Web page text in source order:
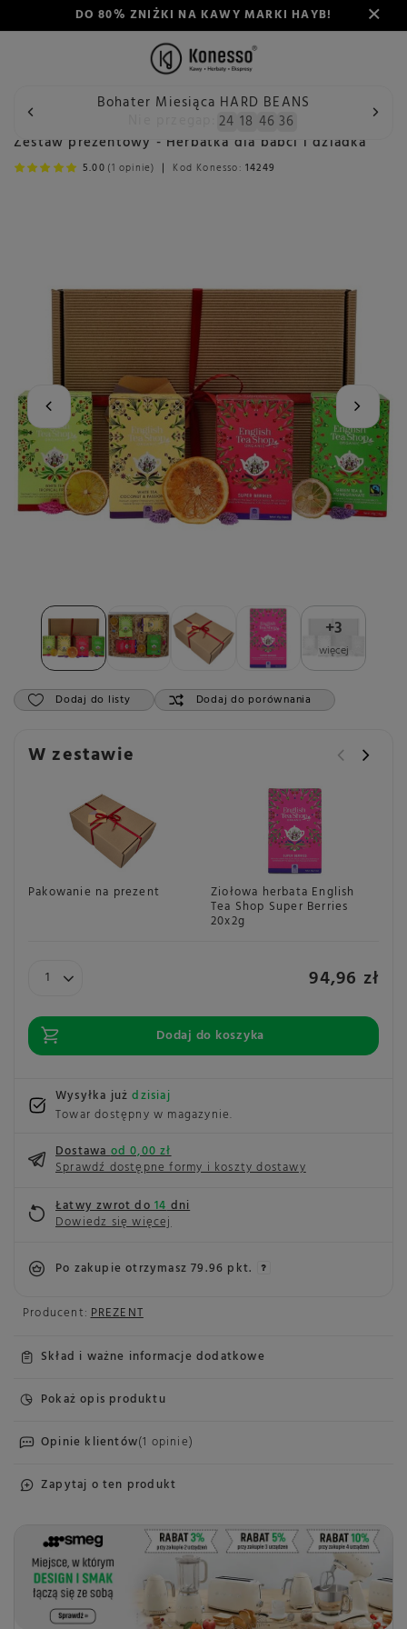
DO 80% ZNIŻKI NA KAWY MARKI HAYB!
Bohater Miesiąca HARD BEANS
24 18 46 35
Wstecz Konesso Zestawy prezentowe
+3
więcej
Zestaw prezentowy - Herbatka dla babci i dziadka
5.00 (1 opinie) Kod Konesso: 14249
Dodaj do listy Dodaj do porównania
Producent: PREZENT
Skład i ważne informacje dodatkowe
Pokaż opis produktu
Opinie klientów(1 opinie)
Zapytaj o ten produkt
W zestawie
Pakowanie na prezent Ziołowa herbata English
Tea Shop Super Berries
20x2g
94,96 zł
Dodaj do koszyka
Wysyłka jużdzisiaj
Towar dostępny w magazynie
Dostawaod 0,00 zł
Sprawdź dostępne formy i koszty dostawy
Łatwy zwrot do14dni
Dowiedz się więcej
Po zakupie otrzymasz79.96 pkt.